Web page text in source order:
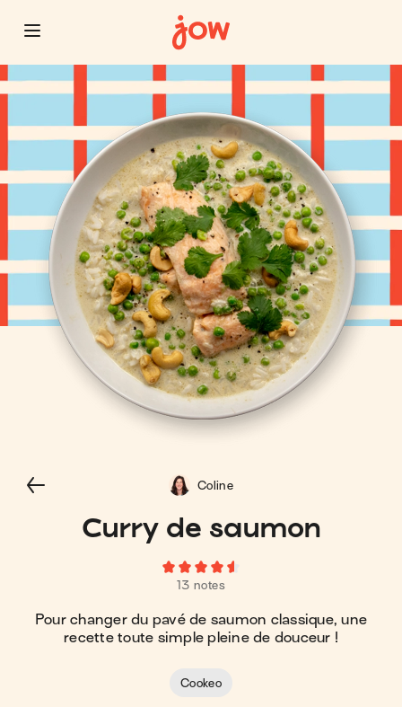
Curry de saumon
13 notes
Pour changer du pavé de saumon classique, une
recette toute simple pleine de douceur !
Coline
Cookeo